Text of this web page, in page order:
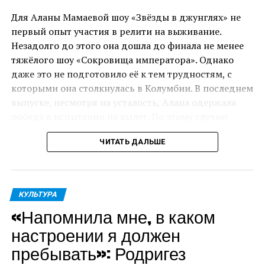
«Человек с сумкой» станет первой крупной ролью
Шварценеггера в полнометражном фильме после
«Терминатора: Темные судьбы» 2019 года.
Для Аланы Мамаевой шоу «Звёзды в джунглях» не
первый опыт участия в релити на выживание.
Незадолго до этого она дошла до финала не менее
тяжёлого шоу «Сокровища императора». Однако
даже это не подготовило её к тем трудностям, с
которыми она столкнулась в Колумбии. В последнем
выпуске, несмотря на усталость, Алана одержала
участникам организовали праздник, который чуть
не закончился для модели нервным срывом.
«Я осталась в проекте, прошла испытание. Но
испытание, которое было в конце дня, я, к
сожалению, не прошла. Нам накрыли гигантский
стол с невероятно вкусной едой. Дали 60 секунд,
чтобы мы поели. А потом жестоко её выбросили. Я
только отошла от своей истерики, потому что это
было просто невыносимо. Это самое сложное
ЧИТАТЬ ДАЛЬШЕ
КУЛЬТУРА
«Напомнила мне, в каком
настроении я должен
пребывать»: Родригез